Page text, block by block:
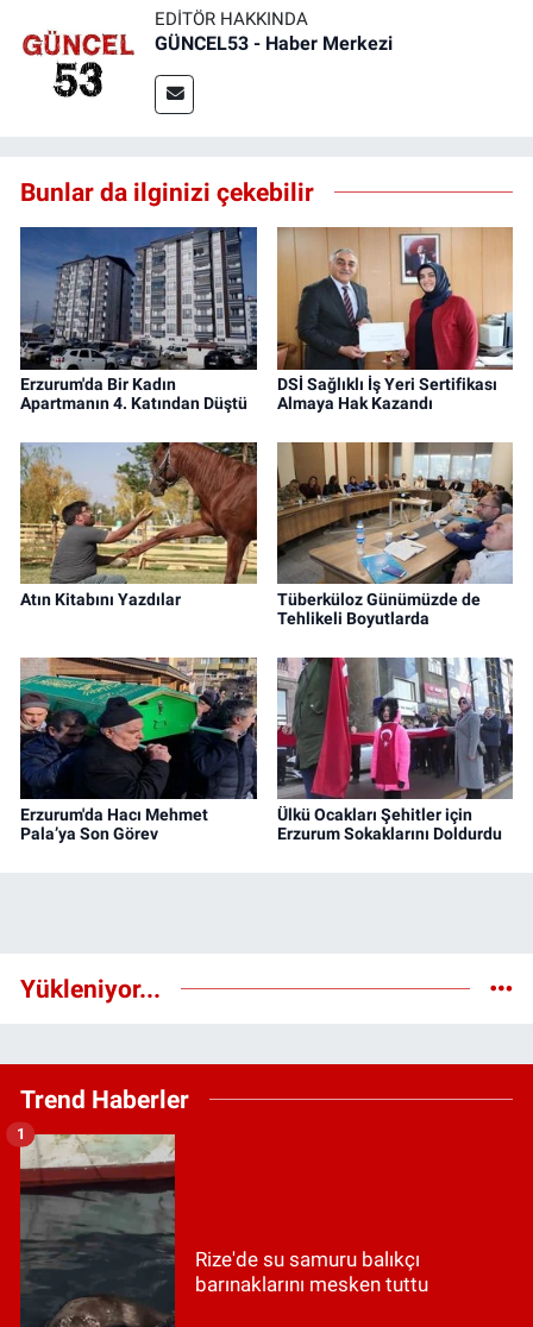
EDITÖR HAKKINDA
GÜNCEL53 - Haber Merkezi
Bunlar da ilginizi çekebilir
Erzurum'da Bir Kadın
Apartmanın 4. Katından Düştü
DSİ Sağlıklı İş Yeri Sertifikası
Almaya Hak Kazandı
Atın Kitabını Yazdılar
Tüberküloz Günümüzde de
Tehlikeli Boyutlarda
Erzurum'da Hacı Mehmet
Pala’ya Son Görev
Ülkü Ocakları Şehitler için
Erzurum Sokaklarını Doldurdu
Yükleniyor...
Trend Haberler
Rize'de su samuru balıkçı
barınaklarını mesken tuttu
1